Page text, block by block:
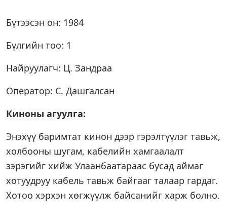
Бүтээсэн он: 1984
Бүлгийн тоо: 1
Найруулагч: Ц. Зандраа
Оператор: С. Дашгалсан
Киноны агуулга:
Энэхүү баримтат кинон дээр гэрэлтүүлэг тавьж,
холбооны шугам, кабелийн хамгаалалт
зэрэгийг хийж Улаанбаатараас бусад аймаг
хотуудруу кабель тавьж байгааг талаар гардаг.
Хотоо хэрхэн хөгжүүлж байсанийг харж болно.